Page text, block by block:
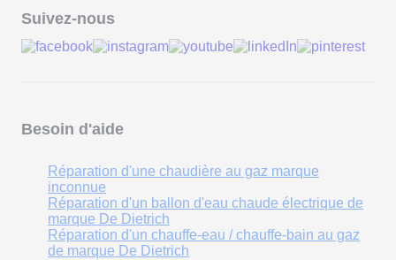
Suivez-nous
Besoin d'aide
Réparation d'une chaudière au gaz marque
inconnue
Réparation d'un ballon d'eau chaude électrique de
marque De Dietrich
Réparation d'un chauffe-eau / chauffe-bain au gaz
de marque De Dietrich